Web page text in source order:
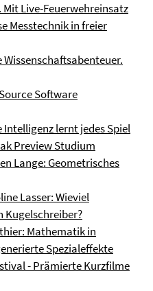
Live-Feuerwehreinsatz
Messtechnik in freier
Wissenschaftsabenteuer.
Software
Intelligenz lernt jedes Spiel
Preview Studium
Lange: Geometrisches
Lasser: Wieviel
Mathematik in
Spezialeffekte
- Prämierte Kurzfilme